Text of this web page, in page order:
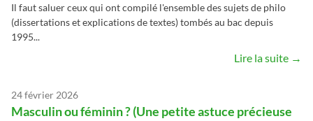
Il faut saluer ceux qui ont compilé l'ensemble des sujets de philo
(dissertations et explications de textes) tombés au bac depuis
1995...
Lire la suite →
24 février 2026
Masculin ou féminin ? (Une petite astuce précieuse